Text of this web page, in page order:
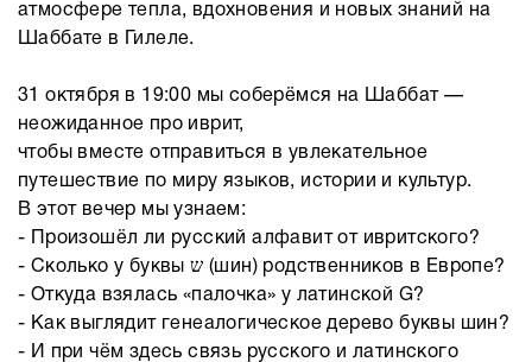
атмосфере тепла, вдохновения и новых знаний на
Шаббате в Гилеле.
31 октября в 19:00 мы соберёмся на Шаббат —
неожиданное про иврит,
чтобы вместе отправиться в увлекательное
путешествие по миру языков, истории и культур.
В этот вечер мы узнаем:
- Произошёл ли русский алфавит от ивритского?
- Сколько у буквы ש (шин) родственников в Европе?
- Откуда взялась «палочка» у латинской G?
- Как выглядит генеалогическое дерево буквы шин?
- И при чём здесь связь русского и латинского